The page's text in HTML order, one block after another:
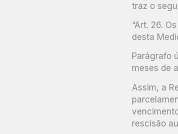
traz o
“Art. 26.
desta
Parágrafo
meses de
Assim, a
rescisão